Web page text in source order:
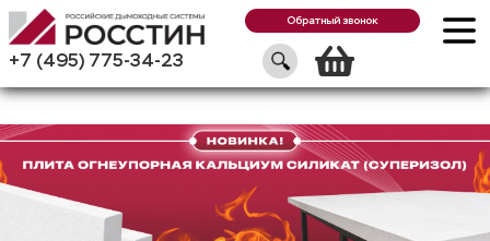
+7 (495) 775-34-23
Обратный звонок